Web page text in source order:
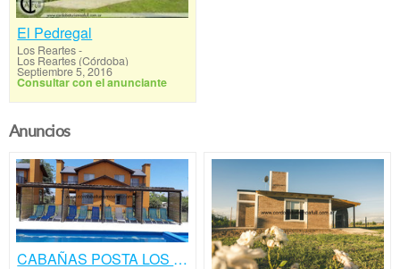
El Pedregal
Los Reartes-
Los Reartes (Córdoba)
Septiembre 5, 2016
Consultar con el anunciante
Anuncios
CABAÑAS POSTA LOS REARTES